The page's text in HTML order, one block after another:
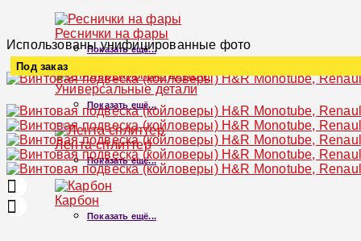
Реснички на фары
Показать ещё...
Универсальные детали
Показать ещё...
Лента-сплиттер
Показать ещё...
Карбон
Показать ещё...
Использованы унифицированные фото
Под заказ
Увеличить